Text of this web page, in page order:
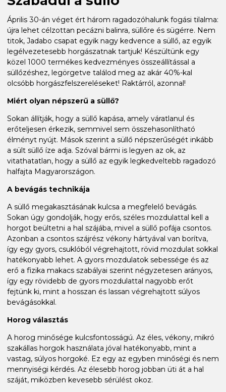
Április 30-án véget ért három ragadozóhalunk fogási tilalma:
újra lehet célzottan pecázni balinra, süllőre és sügérre. Nem
titok, Jadabo csapat egyik nagy kedvence a süllő, az egyik
legélvezetesebb horgászatnak tartjuk! Készültünk egy
közel 1000 termékes kedvezményes összeállítással a
süllőzéshez, legörgetve találod meg az akár 40%-kal
olcsóbb horgászfelszereléseket! Raktárról, azonnal!
Miért olyan népszerű a süllő?
Sokan állítják, hogy a süllő kapása, amely váratlanul és
erőteljesen érkezik, semmivel sem összehasonlítható
élményt nyújt. Mások szerint a süllő népszerűségét inkább
a sült süllő íze adja. Szóval bármi is legyen az ok, az
vitathatatlan, hogy a süllő az egyik legkedveltebb ragadozó
halfajta Magyarországon.
A bevágás technikája
A süllő megakasztásának kulcsa a megfelelő bevágás.
Sokan úgy gondolják, hogy erős, széles mozdulattal kell a
horgot beültetni a hal szájába, mivel a süllő pofája csontos.
Azonban a csontos szájrész vékony hártyával van borítva,
így egy gyors, csuklóból végrehajtott, rövid mozdulat sokkal
hatékonyabb lehet. A gyors mozdulatok sebessége és az
erő a fizika makacs szabályai szerint négyzetesen arányos,
így egy rövidebb de gyors mozdulattal nagyobb erőt
fejtünk ki, mint a hosszan és lassan végrehajtott súlyos
bevágásokkal.
Horog választás
A horog minősége kulcsfontosságú. Az éles, vékony, mikró
szakállas horgok használata jóval hatékonyabb, mint a
vastag, súlyos horgoké. Ez egy az egyben minőségi és nem
mennyiségi kérdés. Az élesebb horog jobban üti át a hal
száját, miközben kevesebb sérülést okoz.